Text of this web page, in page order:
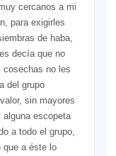
cercanos a mi
para exigirles
de haba,
decía que no
cosechas no les
del grupo
sin mayores
escopeta
a todo el grupo,
que a éste lo